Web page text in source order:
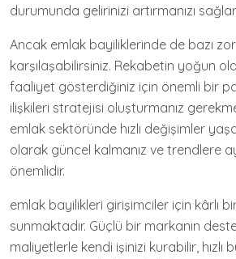
durumunda gelirinizi artırmanızı sağlar.
Ancak emlak bayiliklerinde de bazı
karşılaşabilirsiniz. Rekabetin yoğun
faaliyet gösterdiğiniz için önemli bir
ilişkileri stratejisi oluşturmanız
emlak sektöründe hızlı değişimler
olarak güncel kalmanız ve trendlere
önemlidir.
emlak bayilikleri girişimciler için kârlı
sunmaktadır. Güçlü bir markanın
maliyetlerle kendi işinizi kurabilir, hızlı